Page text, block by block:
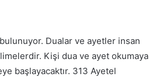
Dualar ve ayetler insan
Kişi dua ve ayet okumaya
başlayacaktır. 313 Ayetel